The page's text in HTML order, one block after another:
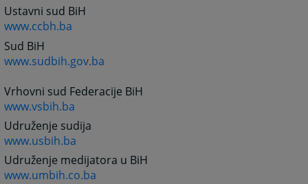
Ustavni sud BiH
www.ccbh.ba
Sud BiH
www.sudbih.gov.ba
Vrhovni sud Federacije BiH
www.vsbih.ba
Udruženje sudija
www.usbih.ba
Udruženje medijatora u BiH
www.umbih.co.ba